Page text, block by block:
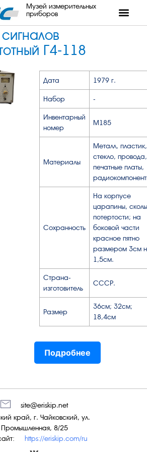
Музей измерительных
приборов
Г4-118
Дата 1979 г.
Набор -
Инвентарный
номер
М185
Материалы
Металл, пластик,
стекло, провода,
печатные платы,
Сохранность
На корпусе
царапины,
потертости; на
боковой части
красное пятно
размером 3см
1,5см.
Страна-
изготовитель
СССР.
Размер
36см; 32см;
18,4см
Подробнее
https://eriskip.com/ru
край, г. Чайковский, ул.
Промышленная, 8/25
site@eriskip.net